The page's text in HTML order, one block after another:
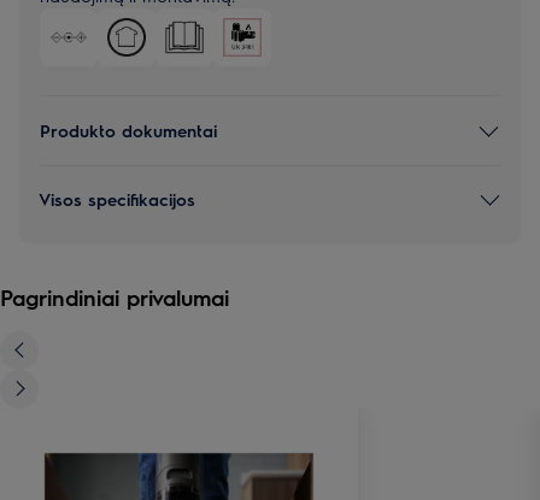
Produkto dokumentai
Visos specifikacijos
Pagrindiniai privalumai